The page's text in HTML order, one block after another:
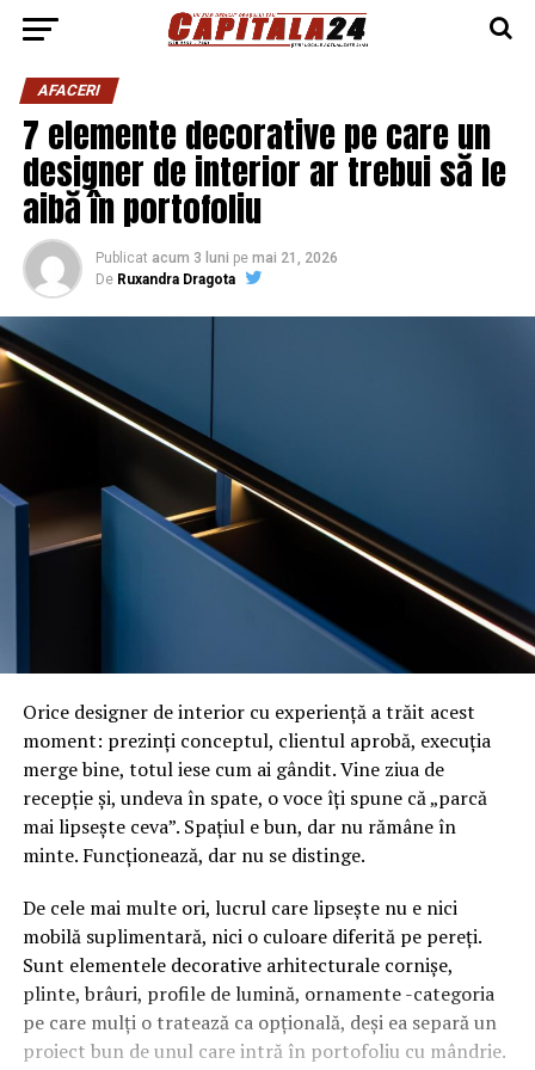
AFACERI
7 elemente decorative pe care un
designer de interior ar trebui să le
aibă în portofoliu
Publicat acum 3 luni pe mai 21, 2026
De Ruxandra Dragota
Orice designer de interior cu experiență a trăit acest
moment: prezinți conceptul, clientul aprobă, execuția
merge bine, totul iese cum ai gândit. Vine ziua de
recepție și, undeva în spate, o voce îți spune că „parcă
mai lipsește ceva”. Spațiul e bun, dar nu rămâne în
minte. Funcționează, dar nu se distinge.
De cele mai multe ori, lucrul care lipsește nu e nici
mobilă suplimentară, nici o culoare diferită pe pereți.
Sunt elementele decorative arhitecturale cornișe,
plinte, brâuri, profile de lumină, ornamente -categoria
pe care mulți o tratează ca opțională, deși ea separă un
proiect bun de unul care intră în portofoliu cu mândrie.